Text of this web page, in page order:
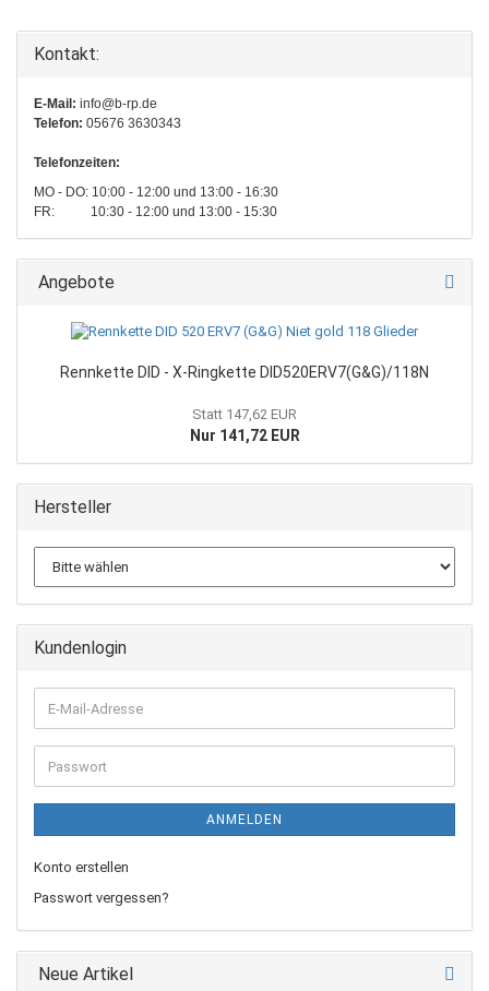
Kontakt:
E-Mail: info@b-rp.de
Telefon: 05676 3630343
Telefonzeiten:
MO - DO: 10:00 - 12:00 und 13:00 - 16:30
FR: 10:30 - 12:00 und 13:00 - 15:30
Angebote
Rennkette DID - X-Ringkette DID520ERV7(G&G)/118N
Statt 147,62 EUR
Nur 141,72 EUR
Hersteller
Kundenlogin
E-
Mail-
Adresse
Passwort
ANMELDEN
Konto erstellen
Passwort vergessen?
Neue Artikel